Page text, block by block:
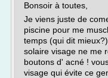
Bonsoir à toutes,
Je viens juste de
piscine pour me
temps (qui dit
solaire visage ne me
boutons d' acné !
visage qui évite ce